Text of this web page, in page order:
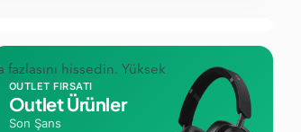
hissedin. Yüksek
OUTLET FIRSATI
Outlet Ürünler
Son Şans